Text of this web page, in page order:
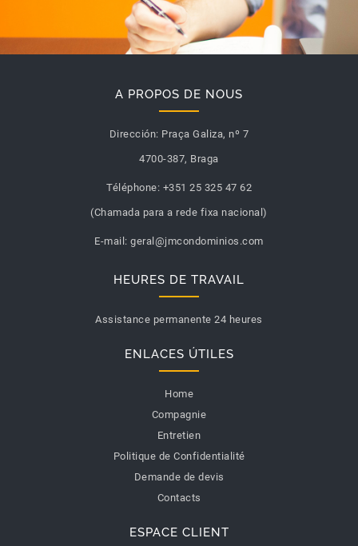
A PROPOS DE NOUS
Dirección: Praça Galiza, nº 7
4700-387, Braga
Téléphone: +351 25 325 47 62
(Chamada para a rede fixa nacional)
E-mail: geral@jmcondominios.com
HEURES DE TRAVAIL
Assistance permanente 24 heures
ENLACES ÚTILES
Home
Compagnie
Entretien
Politique de Confidentialité
Demande de devis
Contacts
ESPACE CLIENT